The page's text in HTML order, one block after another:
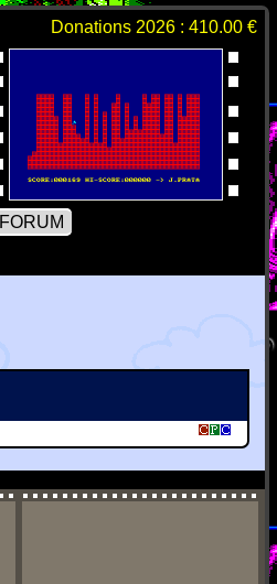
Donations 2026 : 410.00 €
FORUM